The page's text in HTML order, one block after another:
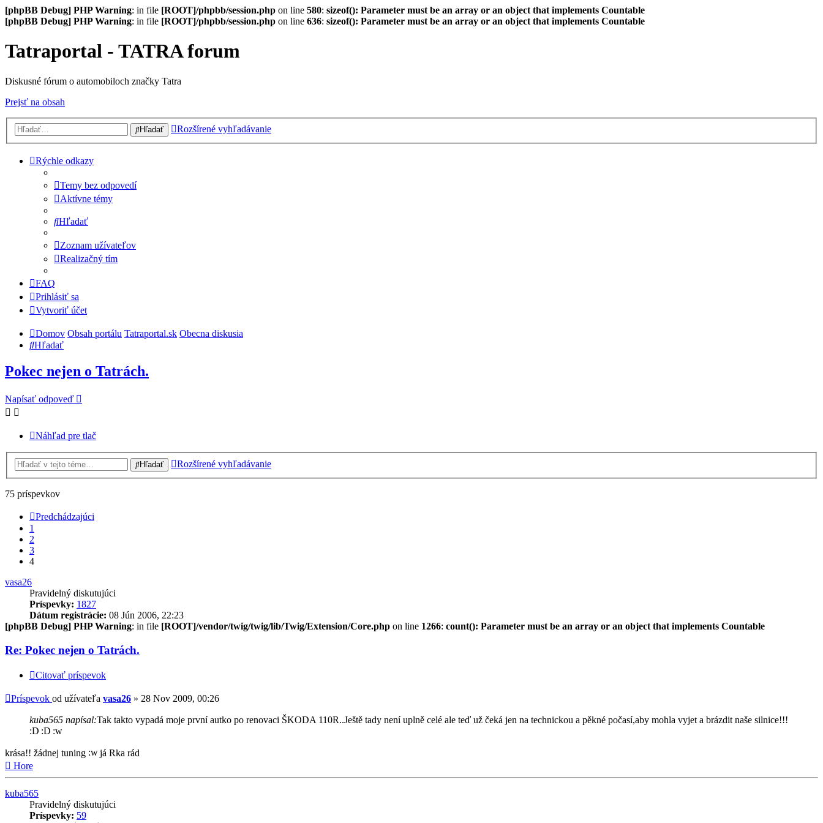
[phpBB Debug] PHP Warning: in file [ROOT]/phpbb/session.php on line 580: sizeof(): Parameter must be an array or an object that implements Countable
[phpBB Debug] PHP Warning: in file [ROOT]/phpbb/session.php on line 636: sizeof(): Parameter must be an array or an object that implements Countable
Tatraportal - TATRA forum
Diskusné fórum o automobiloch značky Tatra
Prejsť na obsah
Hľadať Rozšírené vyhľadávanie
Rýchle odkazy
Temy bez odpovedí
Aktívne témy
Hľadať
Zoznam užívateľov
Realizačný tím
FAQ
Prihlásiť sa
Vytvoriť účet
Domov Obsah portálu Tatraportal.sk Obecna diskusia
Hľadať
Pokec nejen o Tatrách.
Napísať odpoveď
Náhľad pre tlač
Hľadať Rozšírené vyhľadávanie
75 príspevkov
Predchádzajúci
1
2
3
4
vasa26
Pravidelný diskutujúci
Príspevky: 1827
Dátum registrácie: 08 Jún 2006, 22:23
[phpBB Debug] PHP Warning: in file [ROOT]/vendor/twig/twig/lib/Twig/Extension/Core.php on line 1266: count(): Parameter must be an array or an object that implements Countable
Re: Pokec nejen o Tatrách.
Citovať príspevok
Príspevok od užívateľa vasa26 » 28 Nov 2009, 00:26
kuba565 napísal:Tak takto vypadá moje první autko po renovaci ŠKODA 110R..Ještě tady není uplně celé ale teď už čeká jen na technickou a pěkné počasí,aby mohla vyjet a brázdit naše silnice!!!
krása!! žádnej tuning
já Rka rád
Hore
kuba565
Pravidelný diskutujúci
Príspevky: 59